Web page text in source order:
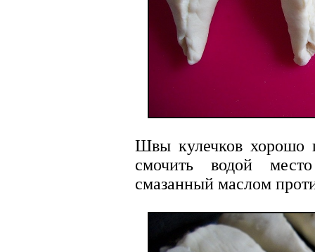
Швы кулечков хорошо
смочить водой
смазанный маслом